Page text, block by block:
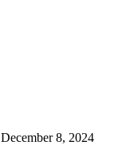
December 8, 2024